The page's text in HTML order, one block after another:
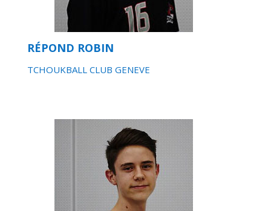
RÉPOND ROBIN
TCHOUKBALL CLUB GENEVE